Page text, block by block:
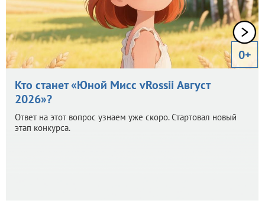
0+
Кто станет «Юной Мисс vRossii Август
2026»?
Ответ на этот вопрос узнаем уже скоро. Стартовал новый
этап конкурса.